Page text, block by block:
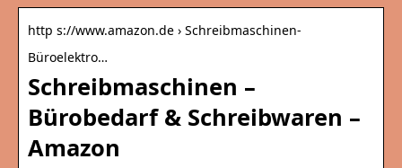
http s://www.amazon.de › Schreibmaschinen-
Büroelektro…
Schreibmaschinen –
Bürobedarf & Schreibwaren –
Amazon